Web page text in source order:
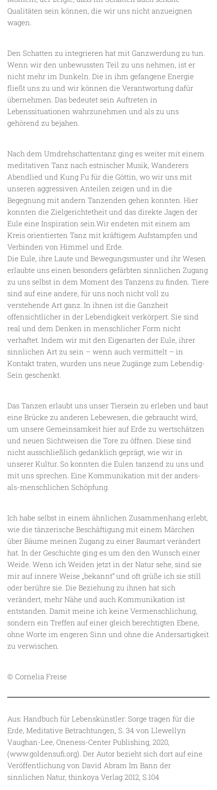
Qualitäten sein können, die wir uns nicht anzueignen
wagen.
Den Schatten zu integrieren hat mit Ganzwerdung zu tun.
Wenn wir den unbewussten Teil zu uns nehmen, ist er
nicht mehr im Dunkeln. Die in ihm gefangene Energie
fließt uns zu und wir können die Verantwortung dafür
übernehmen. Das bedeutet sein Auftreten in
Lebenssituationen wahrzunehmen und als zu uns
gehörend zu bejahen.
Nach dem Umdrehschattentanz ging es weiter mit einem
meditativen Tanz nach estnischer Musik, Wanderers
Abendlied und Kung Fu für die Göttin, wo wir uns mit
unseren aggressiven Anteilen zeigen und in die
Begegnung mit andern Tanzenden gehen konnten. Hier
konnten die Zielgerichtetheit und das direkte Jagen der
Eule eine Inspiration sein.Wir endeten mit einem am
Kreis orientierten Tanz mit kräftigem Aufstampfen und
Verbinden von Himmel und Erde.
Die Eule, ihre Laute und Bewegungsmuster und ihr Wesen
erlaubte uns einen besonders gefärbten sinnlichen Zugang
zu uns selbst in dem Moment des Tanzens zu finden. Tiere
sind auf eine andere, für uns noch nicht voll zu
verstehende Art ganz. In ihnen ist die Ganzheit
offensichtlicher in der Lebendigkeit verkörpert. Sie sind
real und dem Denken in menschlicher Form nicht
verhaftet. Indem wir mit den Eigenarten der Eule, ihrer
sinnlichen Art zu sein – wenn auch vermittelt – in
Kontakt traten, wurden uns neue Zugänge zum Lebendig-
Sein geschenkt.
Das Tanzen erlaubt uns unser Tiersein zu erleben und baut
eine Brücke zu anderen Lebewesen, die gebraucht wird,
um unsere Gemeinsamkeit hier auf Erde zu wertschätzen
und neuen Sichtweisen die Tore zu öffnen. Diese sind
nicht ausschließlich gedanklich geprägt, wie wir in
unserer Kultur. So konnten die Eulen tanzend zu uns und
mit uns sprechen. Eine Kommunikation mit der anders-
als-menschlichen Schöpfung.
Ich habe selbst in einem ähnlichen Zusammenhang erlebt,
wie die tänzerische Beschäftigung mit einem Märchen
über Bäume meinen Zugang zu einer Baumart verändert
hat. In der Geschichte ging es um den den Wunsch einer
Weide. Wenn ich Weiden jetzt in der Natur sehe, sind sie
mir auf innere Weise „bekannt“ und oft grüße ich sie still
oder berühre sie. Die Beziehung zu ihnen hat sich
verändert, mehr Nähe und auch Kommunikation ist
entstanden. Damit meine ich keine Vermenschlichung,
sondern ein Treffen auf einer gleich berechtigten Ebene,
ohne Worte im engeren Sinn und ohne die Andersartigkeit
zu verwischen.
© Cornelia Freise
Aus: Handbuch für Lebenskünstler: Sorge tragen für die
Erde, Meditative Betrachtungen, S. 34 von Llewellyn
Vaughan-Lee, Oneness-Center Publishing, 2020,
(www.goldensufi.org). Der Autor bezieht sich dort auf eine
Veröffentlichung von David Abram Im Bann der
sinnlichen Natur, thinkoya Verlag 2012, S.104